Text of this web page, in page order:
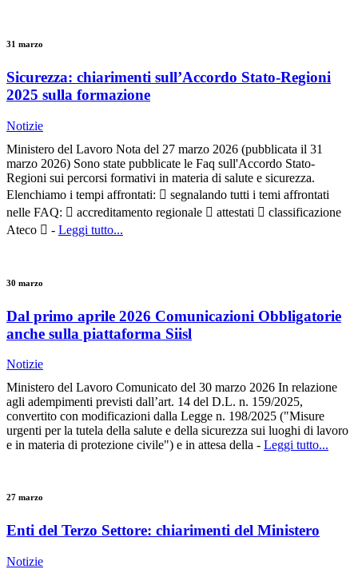
31 marzo
Sicurezza: chiarimenti sull’Accordo Stato‑Regioni
2025 sulla formazione
Notizie
Ministero del Lavoro Nota del 27 marzo 2026 (pubblicata il 31
marzo 2026) Sono state pubblicate le Faq sull'Accordo Stato-
Regioni sui percorsi formativi in materia di salute e sicurezza.
Elenchiamo i tempi affrontati:  segnalando tutti i temi affrontati
nelle FAQ:  accreditamento regionale  attestati  classificazione
Ateco  - Leggi tutto...
30 marzo
Dal primo aprile 2026 Comunicazioni Obbligatorie
anche sulla piattaforma Siisl
Notizie
Ministero del Lavoro Comunicato del 30 marzo 2026 In relazione
agli adempimenti previsti dall’art. 14 del D.L. n. 159/2025,
convertito con modificazioni dalla Legge n. 198/2025 ("Misure
urgenti per la tutela della salute e della sicurezza sui luoghi di lavoro
e in materia di protezione civile") e in attesa della - Leggi tutto...
27 marzo
Enti del Terzo Settore: chiarimenti del Ministero
Notizie